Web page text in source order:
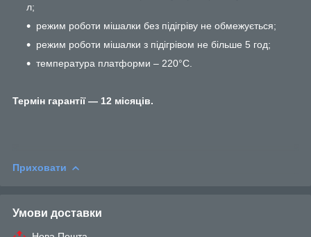
л;
режим роботи мішалки без підігріву не обмежується;
режим роботи мішалки з підігрівом не більше 5 год;
температура платформи – 220°С.
Термін гарантії — 12 місяців.
Приховати
Умови доставки